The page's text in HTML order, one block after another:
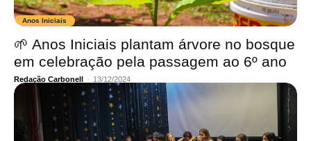
Anos Iniciais
🌱 Anos Iniciais plantam árvore no bosque
em celebração pela passagem ao 6º ano
Redação Carbonell - 13/12/2024